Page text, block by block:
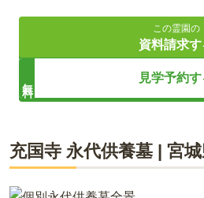
仙台市中心部に誕生する新様式
永代供養で叶える安心と将来へ
自然素材が息づくこだわりの建
2026年3月14日、仙台市中心部に「
この霊園の
資料請求す
見学予約す
充国寺 永代供養墓 宮